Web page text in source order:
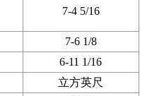
7-4 5/16
7-6 1/8
6-11 1/16
立方英尺